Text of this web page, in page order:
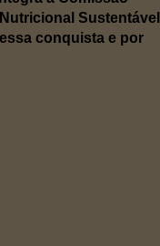
Sustentável
conquista e por